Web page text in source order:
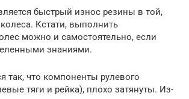
быстрый износ резины в той,
Кстати, выполнить
можно и самостоятельно, если
знаниями.
так, что компоненты рулевого
тяги и рейка), плохо затянуты. Из-